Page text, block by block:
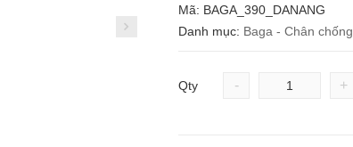
Mã: BAGA_390_DANANG
Danh mục: Baga - Chân chống
Qty - +